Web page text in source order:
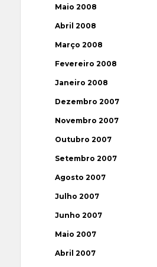
Maio 2008
Abril 2008
Março 2008
Fevereiro 2008
Janeiro 2008
Dezembro 2007
Novembro 2007
Outubro 2007
Setembro 2007
Agosto 2007
Julho 2007
Junho 2007
Maio 2007
Abril 2007